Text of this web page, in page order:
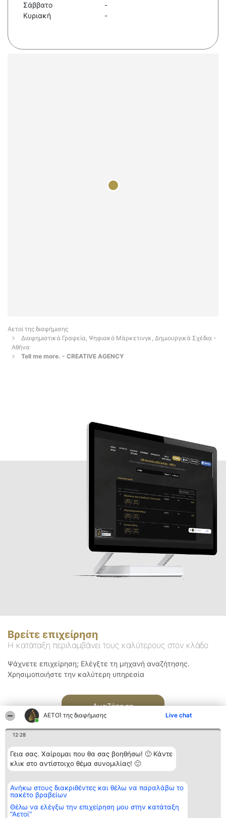
ΑΕΤΟΊ της διαφήμισης Live chat
12:28
Γεια σας. Χαίρομαι που θα σας βοηθήσω! 🙂 Κάντε
κλικ στο αντίστοιχο θέμα συνομιλίας! 🙂
Ανήκω στους διακριθέντες και θέλω να παραλάβω το
πακέτο βραβείων
Θέλω να ελέγξω την επιχείρηση μου στην κατάταξη
"Αετοί"
Σάββατο
-
Κυριακή
-
Αετοί της διαφήμισης
Διαφημιστικά Γραφεία, Ψηφιακό Μάρκετινγκ, Δημιουργικά Σχέδια -
Αθήνα
Tell me more. - CREATIVE AGENCY
Βρείτε επιχείρηση
Η κατάταξη περιλαμβάνει τους καλύτερους στον κλάδο
Ψάχνετε επιχείρηση; Ελέγξτε τη μηχανή αναζήτησης.
Χρησιμοποιήστε την καλύτερη υπηρεσία
Αναζήτηση
Διοργανωτής της
κατάταξης
BEAUTIFUL COMPANY
ΤΗΛ. ΕΠΙΚΟΙΝΩΝΙΑΣ:
Κατάταξη
Διακριθέντες
των
διακριθέντων
Επικοινωνία
Επικοινωνία